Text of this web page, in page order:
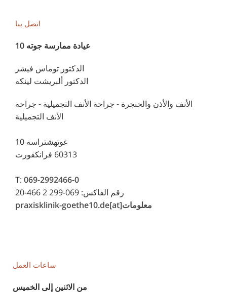
اتصل بنا
عيادة ممارسة جوته 10
الدكتور توماس فيشر
الدكتور ألبريشت لينكه
الأنف والأذن والحنجرة - جراحة الأنف التجميلية - جراحة
الأنف التجميلية
غوتهشتراسه 10
60313 فرانكفورت
T: 069-2992466-0
رقم الفاكس: 069-299 2 466-20
معلومات[at]praxisklinik-goethe10.de
ساعات العمل
من الاثنين إلى الخميس